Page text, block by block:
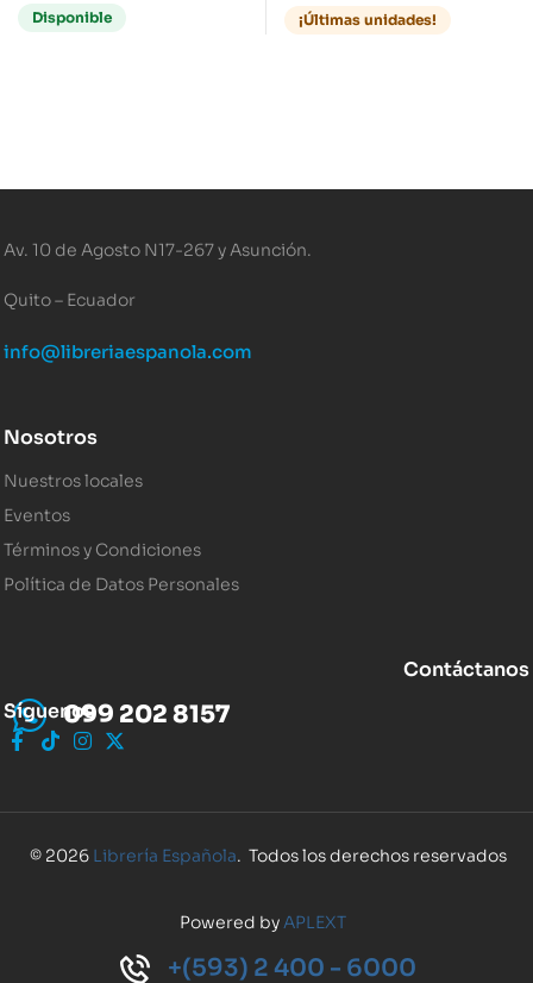
Disponible
EDITION
¡Últimas unidades!
Av. 10 de Agosto N17-267 y Asunción.
Quito – Ecuador
info@libreriaespanola.com
Nosotros
Nuestros locales
Eventos
Términos y Condiciones
Política de Datos Personales
Contáctanos
099 202 8157
Síguenos
© 2026 Librería Española. Todos los derechos reservados
Powered byAPLEXT
+(593) 2 400 - 6000